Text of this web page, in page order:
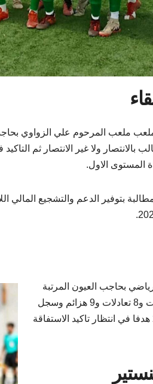
بالانتصار ولا غير الانتصار ثم
المستوى الاول.
بتوفير الدعم والتشجيع المالي
يحتل النادي الرياضي بحاجب العيون المرتبة
الحادية عشر بـ29 نقطة من 7 انتصارات و8 تعادلات و9 هزائم وسجل
خط هجومه 25 هدفا وقبلت شباكه 28 هدفا في انتظار تاكيد الاستفاقة